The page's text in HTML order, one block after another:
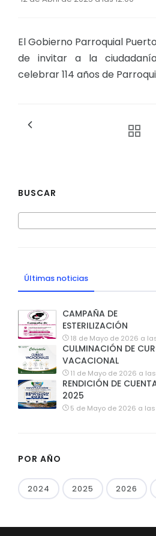
El Gobierno Parroquial
de invitar a la
celebrar 114 años de
BUSCAR
Últimas noticias
CAMPAÑA DE
ESTERILIZACIÓN
18 de Mayo de 2026 a
CULMINACIÓN DE
VACACIONAL
11 de Mayo de 2026 a las
RENDICIÓN DE
2025
5 de Mayo de 2026 a las
POR AÑO
2024 2025 2026